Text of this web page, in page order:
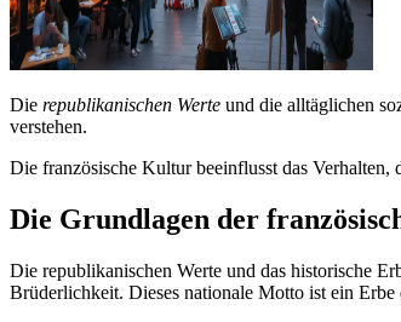
Die republikanischen Werte und die alltäglichen
verstehen.
Die französische Kultur beeinflusst das
Die Grundlagen der
Die republikanischen Werte und das historische
Brüderlichkeit. Dieses nationale Motto ist ein